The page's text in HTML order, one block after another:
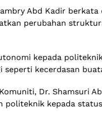
Abd Kadir
perubahan
kepada
seperti kecerdasan
Dr. Shamsuri
kepada